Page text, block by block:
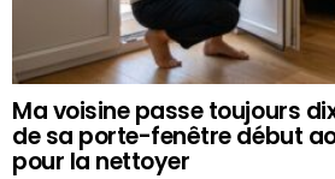
Ma voisine passe toujours
de sa porte-fenêtre début
pour la nettoyer